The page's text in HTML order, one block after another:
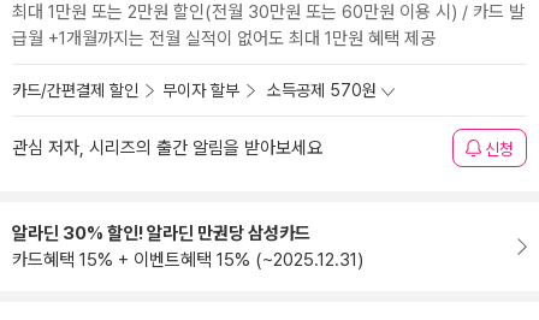
최대 1만원 또는 2만원 할인(전월 30만원 또는 60만원 이용 시) / 카드 발
급월 +1개월까지는 전월 실적이 없어도 최대 1만원 혜택 제공
카드/간편결제 할인 무이자 할부 소득공제 570원
관심 저자, 시리즈의 출간 알림을 받아보세요 신청
알라딘 30% 할인! 알라딘 만권당 삼성카드
카드혜택 15% + 이벤트혜택 15% (~2025.12.31)